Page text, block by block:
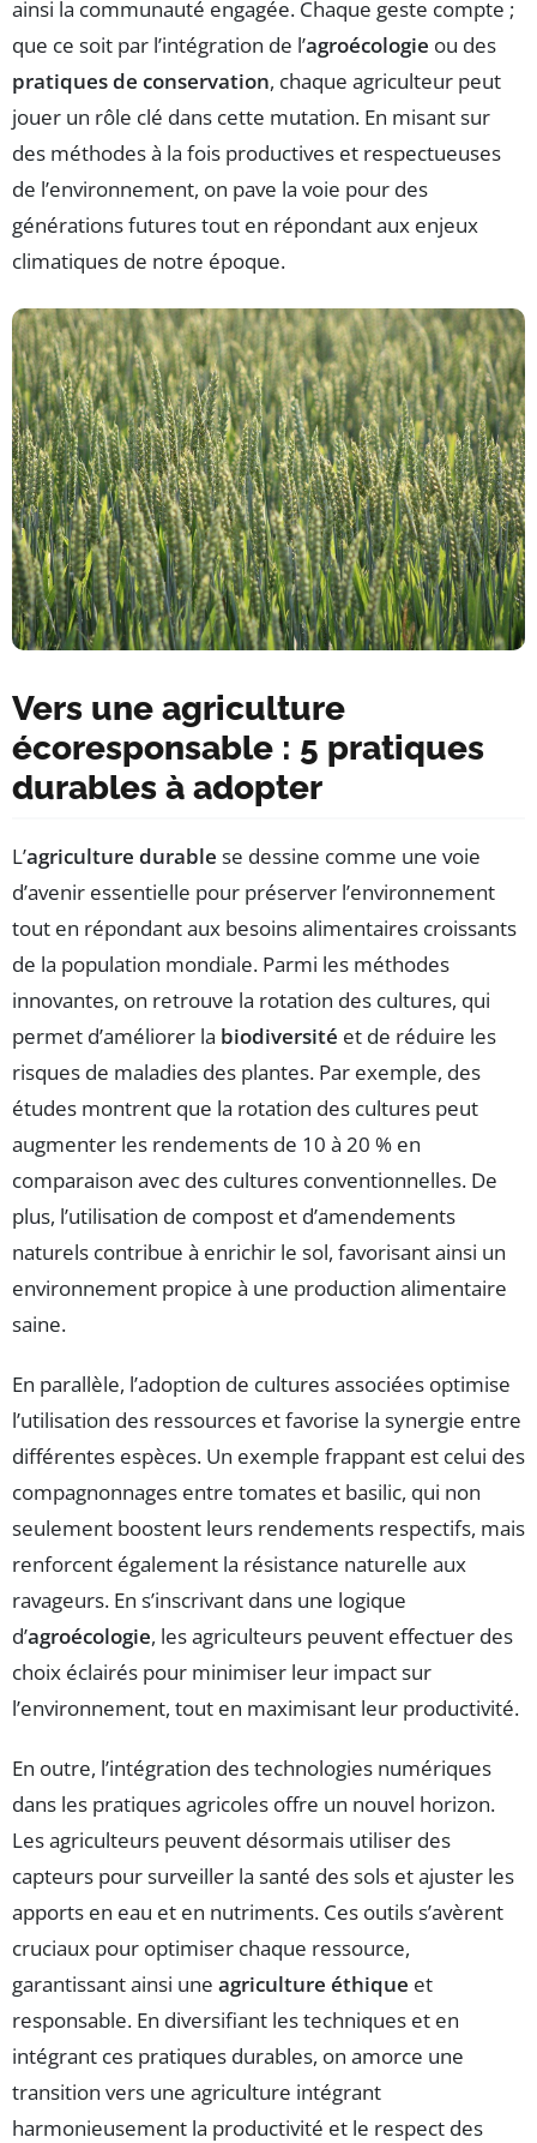
ainsi la communauté engagée. Chaque geste compte ;
que ce soit par l’intégration de l’agroécologie ou des
pratiques de conservation, chaque agriculteur peut
jouer un rôle clé dans cette mutation. En misant sur
des méthodes à la fois productives et respectueuses
de l’environnement, on pave la voie pour des
générations futures tout en répondant aux enjeux
climatiques de notre époque.
Vers une agriculture
écoresponsable : 5 pratiques
durables à adopter
L’agriculture durable se dessine comme une voie
d’avenir essentielle pour préserver l’environnement
tout en répondant aux besoins alimentaires croissants
de la population mondiale. Parmi les méthodes
innovantes, on retrouve la rotation des cultures, qui
permet d’améliorer la biodiversité et de réduire les
risques de maladies des plantes. Par exemple, des
études montrent que la rotation des cultures peut
augmenter les rendements de 10 à 20 % en
comparaison avec des cultures conventionnelles. De
plus, l’utilisation de compost et d’amendements
naturels contribue à enrichir le sol, favorisant ainsi un
environnement propice à une production alimentaire
saine.
En parallèle, l’adoption de cultures associées optimise
l’utilisation des ressources et favorise la synergie entre
différentes espèces. Un exemple frappant est celui des
compagnonnages entre tomates et basilic, qui non
seulement boostent leurs rendements respectifs, mais
renforcent également la résistance naturelle aux
ravageurs. En s’inscrivant dans une logique
d’agroécologie, les agriculteurs peuvent effectuer des
choix éclairés pour minimiser leur impact sur
l’environnement, tout en maximisant leur productivité.
En outre, l’intégration des technologies numériques
dans les pratiques agricoles offre un nouvel horizon.
Les agriculteurs peuvent désormais utiliser des
capteurs pour surveiller la santé des sols et ajuster les
apports en eau et en nutriments. Ces outils s’avèrent
cruciaux pour optimiser chaque ressource,
garantissant ainsi une agriculture éthique et
responsable. En diversifiant les techniques et en
intégrant ces pratiques durables, on amorce une
transition vers une agriculture intégrant
harmonieusement la productivité et le respect des